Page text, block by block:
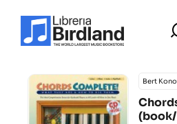
Bert